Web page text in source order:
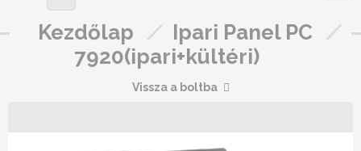
Kezdőlap / Ipari Panel PC /
7920(ipari+kültéri)
Vissza a boltba